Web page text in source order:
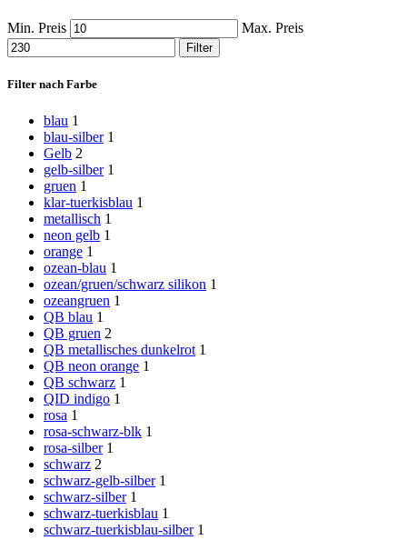
Min. Preis Max. Preis
Filter
Filter nach Farbe
blau 1
blau-silber 1
Gelb 2
gelb-silber 1
gruen 1
klar-tuerkisblau 1
metallisch 1
neon gelb 1
orange 1
ozean-blau 1
ozean/gruen/schwarz silikon 1
ozeangruen 1
QB blau 1
QB gruen 2
QB metallisches dunkelrot 1
QB neon orange 1
QB schwarz 1
QID indigo 1
rosa 1
rosa-schwarz-blk 1
rosa-silber 1
schwarz 2
schwarz-gelb-silber 1
schwarz-silber 1
schwarz-tuerkisblau 1
schwarz-tuerkisblau-silber 1